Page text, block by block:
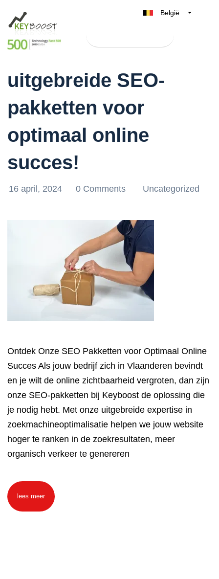
België
Nederland
Ontdek onze
uitgebreide SEO-
pakketten voor
optimaal online
succes!
16 april, 2024 0 Comments Uncategorized
Ontdek Onze SEO Pakketten voor Optimaal Online
Succes Als jouw bedrijf zich in Vlaanderen bevindt
en je wilt de online zichtbaarheid vergroten, dan zijn
onze SEO-pakketten bij Keyboost de oplossing die
je nodig hebt. Met onze uitgebreide expertise in
zoekmachineoptimalisatie helpen we jouw website
hoger te ranken in de zoekresultaten, meer
organisch verkeer te genereren
lees meer